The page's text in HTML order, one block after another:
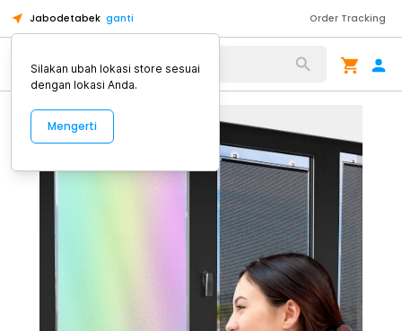
Jabodetabek ganti Order Tracking
Alat Kopi
Silakan ubah lokasi store sesuai
dengan lokasi Anda.
Mengerti